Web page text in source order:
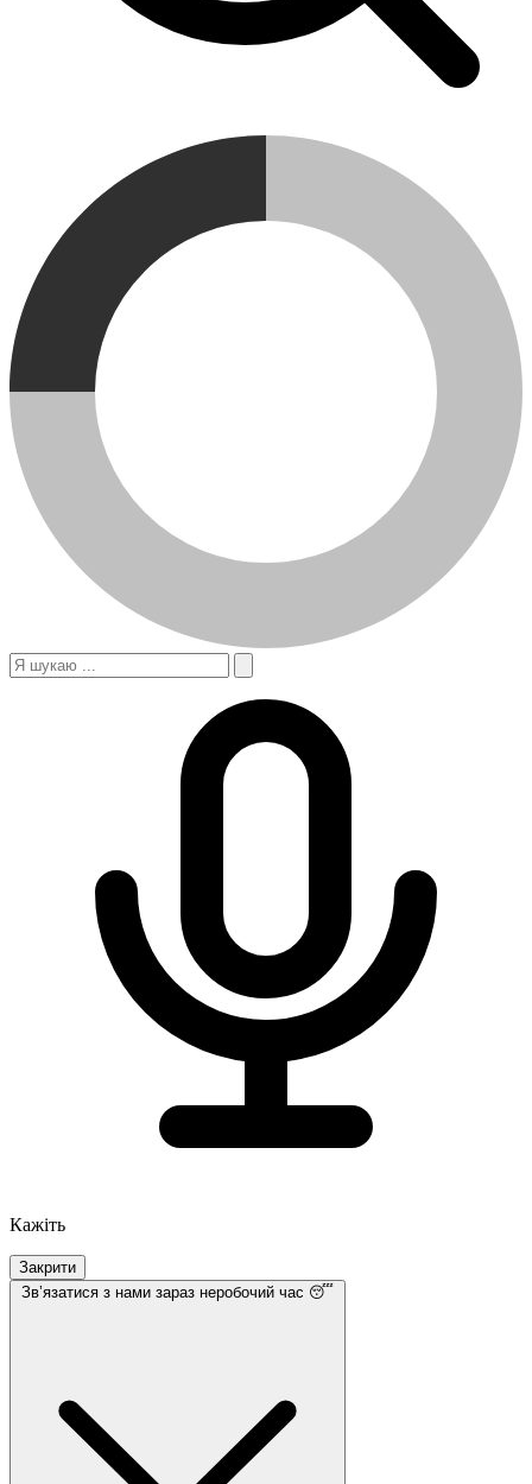
Кажіть
Закрити
Звʼязатися з нами зараз неробочий час 😴